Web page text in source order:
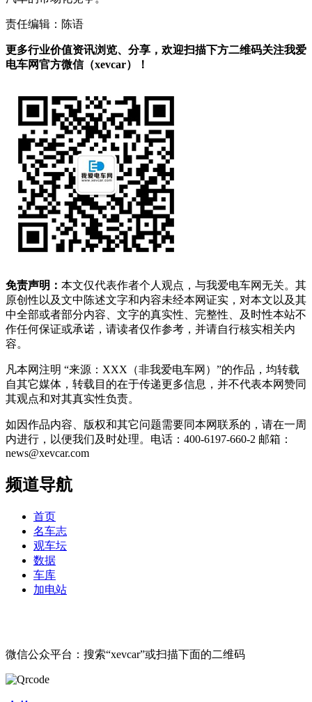
责任编辑：陈语
更多行业价值资讯浏览、分享，欢迎扫描下方二维码关注我爱
电车网官方微信（xevcar）！
免责声明： 本文仅代表作者个人观点，与我爱电车网无关。其
原创性以及文中陈述文字和内容未经本网证实，对本文以及其
中全部或者部分内容、文字的真实性、完整性、及时性本站不
作任何保证或承诺，请读者仅作参考，并请自行核实相关内
容。
凡本网注明 “来源：XXX（非我爱电车网）”的作品，均转载
自其它媒体，转载目的在于传递更多信息，并不代表本网赞同
其观点和对其真实性负责。
如因作品内容、版权和其它问题需要同本网联系的，请在一周
内进行，以便我们及时处理。电话：400-6197-660-2 邮箱：
news@xevcar.com
频道导航
首页
名车志
观车坛
数据
车库
加电站
微信公众平台：搜索“xevcar”或扫描下面的二维码